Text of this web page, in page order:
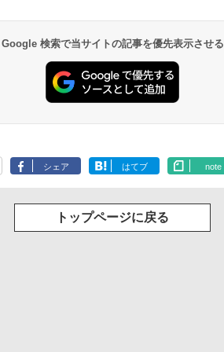
Google 検索で当サイトの記事を優先表示させる
シェア はてブ note
トップページに戻る